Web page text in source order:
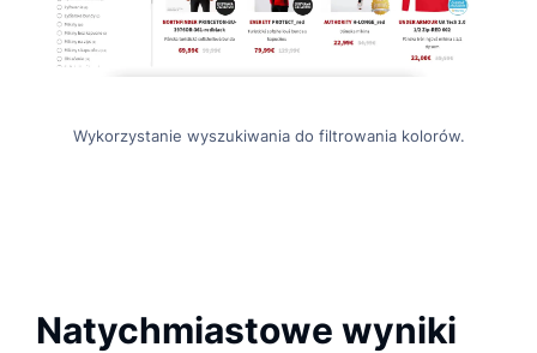
Wykorzystanie wyszukiwania do filtrowania kolorów.
Natychmiastowe wyniki